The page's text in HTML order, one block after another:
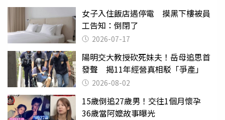
女子入住飯店遇停電 摸黑下樓被員
工告知：倒閉了
2026-07-17
陽明交大教授砍死妹夫！岳母追思首
發聲 揭11年經營真相駁「爭產」
2026-08-02
15歲倒追27歲男！交往1個月懷孕
36歲當阿嬤故事曝光